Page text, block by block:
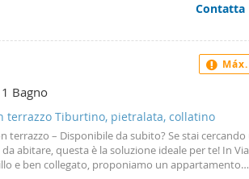
cucina abitabile ideale per i momenti conviviali,
offre spazio aggiuntivo per riporre gli
per rilassarsi e godere della vista.
da ottobre. Dotato di aria condizionata,
Canone mensile: €1. 600 con contratto 4+4.
Contatta
1 Bagno
terrazzo Tiburtino, pietralata, collatino
– Disponibile da subito? Se stai cercando
abitare, questa è la soluzione ideale per te! In
e ben collegato, proponiamo un appartamento